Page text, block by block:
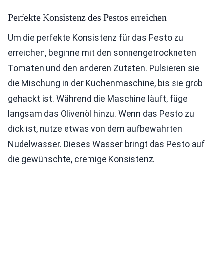
Perfekte Konsistenz des Pestos erreichen
Um die perfekte Konsistenz für das Pesto zu
erreichen, beginne mit den sonnengetrockneten
Tomaten und den anderen Zutaten. Pulsieren sie
die Mischung in der Küchenmaschine, bis sie grob
gehackt ist. Während die Maschine läuft, füge
langsam das Olivenöl hinzu. Wenn das Pesto zu
dick ist, nutze etwas von dem aufbewahrten
Nudelwasser. Dieses Wasser bringt das Pesto auf
die gewünschte, cremige Konsistenz.